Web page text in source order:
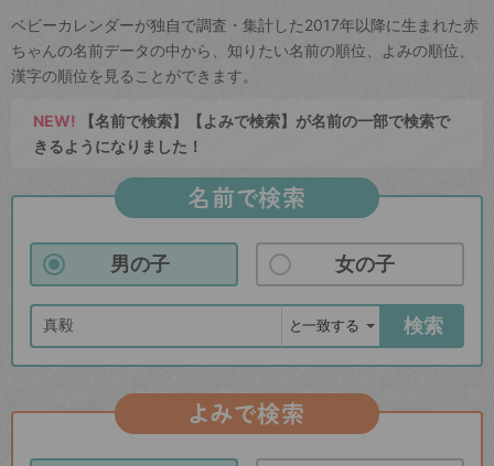
ベビーカレンダーが独自で調査・集計した2017年以降に生まれた赤
ちゃんの名前データの中から、知りたい名前の順位、よみの順位、
漢字の順位を見ることができます。
NEW! 【名前で検索】【よみで検索】が名前の一部で検索で
きるようになりました！
名前で検索
男の子 女の子
検索
よみで検索